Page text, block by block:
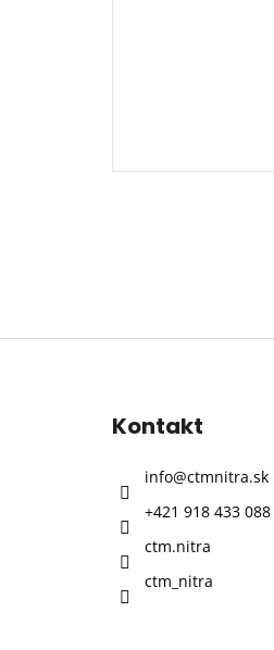
Z
Kontakt
info@ctmnitra.sk
+421 918 433 088
ctm.nitra
ctm_nitra